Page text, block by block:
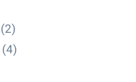
(2)
(4)